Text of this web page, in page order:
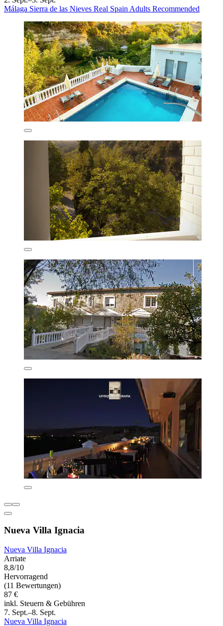
Málaga Sierra de las Nieves Real Spain Adults Recommended
Nueva Villa Ignacia
Nueva Villa Ignacia
Arriate
8,8/10
Hervorragend
(11 Bewertungen)
87 €
inkl. Steuern & Gebühren
7. Sept.–8. Sept.
Nueva Villa Ignacia